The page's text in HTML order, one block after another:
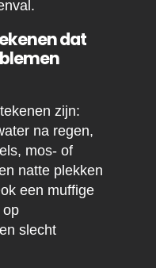
dat
zijn:
na regen,
mos- of
natte plekken
een muffige
op
slecht